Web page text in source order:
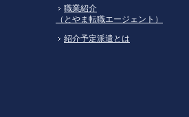
職業紹介
（とやま転職エージェント）
紹介予定派遣とは